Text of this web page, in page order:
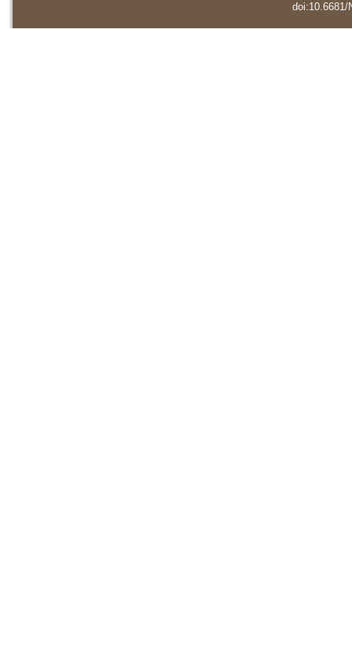
doi:10.6681/